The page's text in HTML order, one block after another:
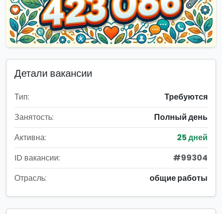
Детали вакансии
Тип:
Требуются
Занятость:
Полный день
Активна:
25 дней
ID вакансии:
#99304
Отрасль:
общие работы